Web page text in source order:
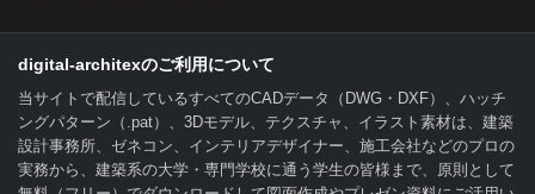
digital-architexのご利用について
当サイトで配信しているすべてのCADデータ（DWG・DXF）、ハッチ
ングパターン（.pat）、3Dモデル、テクスチャ、イラスト素材は、建築
設計事務所、ゼネコン、インテリアデザイナー、施工会社などのプロの
実務から、建築系の大学・専門学校に通う学生の皆様まで、原則として